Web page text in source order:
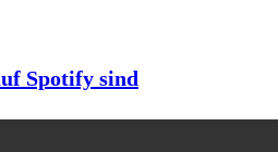
Spotify sind